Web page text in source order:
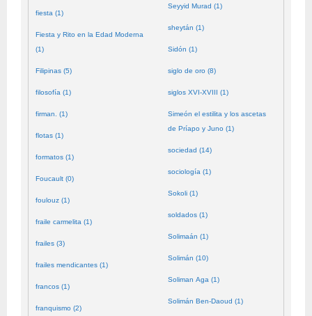
fiesta (1)
Fiesta y Rito en la Edad Moderna
(1)
Filipinas (5)
filosofía (1)
firman. (1)
flotas (1)
formatos (1)
Foucault (0)
foulouz (1)
fraile carmelita (1)
frailes (3)
frailes mendicantes (1)
francos (1)
franquismo (2)
Seyyid Murad (1)
sheytán (1)
Sidón (1)
siglo de oro (8)
siglos XVI-XVIII (1)
Simeón el estilita y los ascetas
de Príapo y Juno (1)
sociedad (14)
sociología (1)
Sokoli (1)
soldados (1)
Solimaán (1)
Solimán (10)
Soliman Aga (1)
Solimán Ben-Daoud (1)